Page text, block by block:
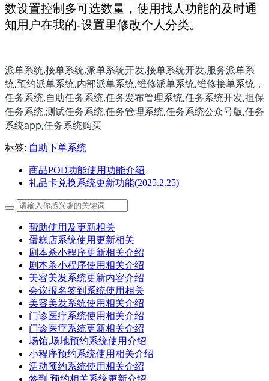
数设置控制多可选数量，使用找人功能的及时通
知用户在我的-设置里修改个人分类。
派单系统,接单系统,派单系统开发,接单系统开发,服务派单系
统,预约派单系统,内部派单系统,维修派单系统,维修接单系统，
任务系统,自助任务系统,任务发布管理系统,任务系统开发,担保
任务系统,测试任务系统,任务管理系统,任务系统公众号版,任务
系统app,任务系统购买
标签: 自助下单系统
商品POD功能使用功能介绍
礼品卡兑换系统更新功能(2025.2.25)
帮助使用及更新相关
蛋糕店系统使用更新相关
剧本杀小程序更新相关介绍
剧本杀小程序使用相关介绍
美容美发系统更新内容介绍
会议报名签到系统使用相关
美容美发系统使用相关介绍
门诊医疗系统使用相关介绍
门诊医疗系统更新相关介绍
场馆,场地预约系统使用介绍
小程序预约系统使用相关介绍
活动预约系统使用相关介绍